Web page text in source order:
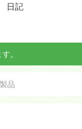
日記
。
品